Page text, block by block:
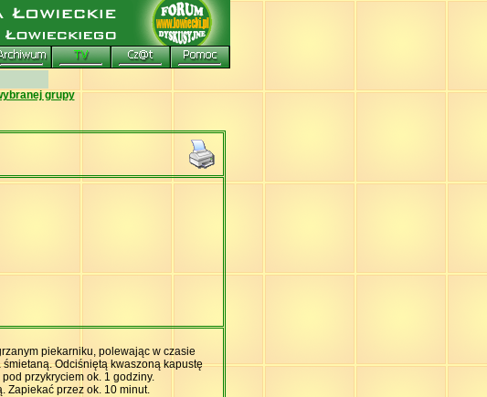
grupy
piekarniku, polewając w czasie
Odciśniętą kwaszoną kapustę
przykryciem ok. 1 godziny.
Zapiekać przez ok. 10 minut.